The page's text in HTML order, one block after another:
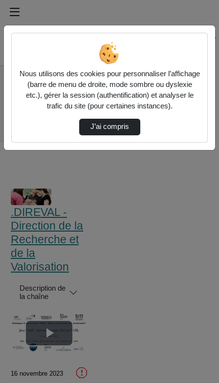
Médiathèque de l'université Paris
Rechercher un média sur Médiathèque de l'université
Accueil
.DIREVAL - Direction
de la Recherche et de
la Valorisation
.DIREVAL -
Direction de la
Recherche et
de la
Valorisation
Description de
la chaîne
Lire
la
16 novembre 2023
Nous utilisons des cookies pour personnaliser l’affichage
(barre de menu de droite, mode sombre ou dyslexie
etc.), gérer la session (authentification) et analyser le
trafic du site (pour certaines instances).
J’ai compris